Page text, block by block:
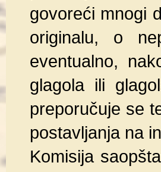
govoreći mnogi
originalu, o
eventualno,
glagola ili
preporučuje se
postavljanja na
Komisija